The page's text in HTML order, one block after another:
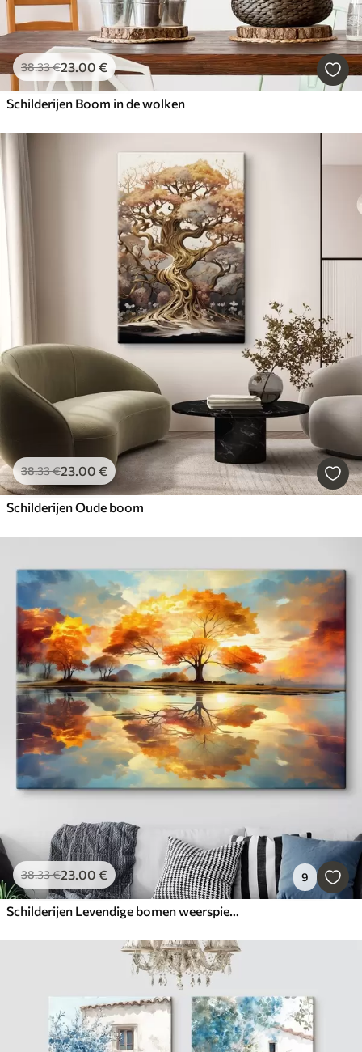
38.33€23.00 €
Schilderijen Boom in de wolken
38.33€23 .00 €
Schilderijen Oude boom
38.33€23 .00 € 9